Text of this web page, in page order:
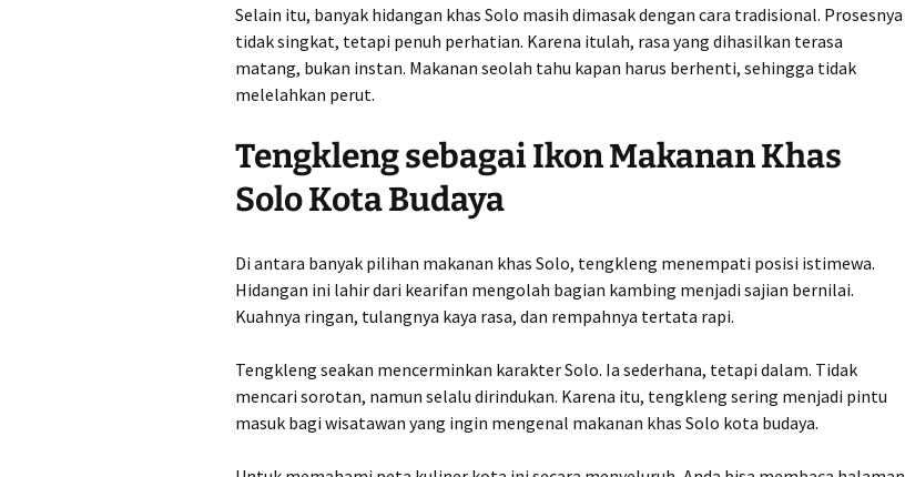
Selain itu, banyak hidangan khas Solo masih dimasak dengan cara tradisional. Prosesnya
tidak singkat, tetapi penuh perhatian. Karena itulah, rasa yang dihasilkan terasa
matang, bukan instan. Makanan seolah tahu kapan harus berhenti, sehingga tidak
melelahkan perut.
Tengkleng sebagai Ikon Makanan Khas
Solo Kota Budaya
Di antara banyak pilihan makanan khas Solo, tengkleng menempati posisi istimewa.
Hidangan ini lahir dari kearifan mengolah bagian kambing menjadi sajian bernilai.
Kuahnya ringan, tulangnya kaya rasa, dan rempahnya tertata rapi.
Tengkleng seakan mencerminkan karakter Solo. Ia sederhana, tetapi dalam. Tidak
mencari sorotan, namun selalu dirindukan. Karena itu, tengkleng sering menjadi pintu
masuk bagi wisatawan yang ingin mengenal makanan khas Solo kota budaya.